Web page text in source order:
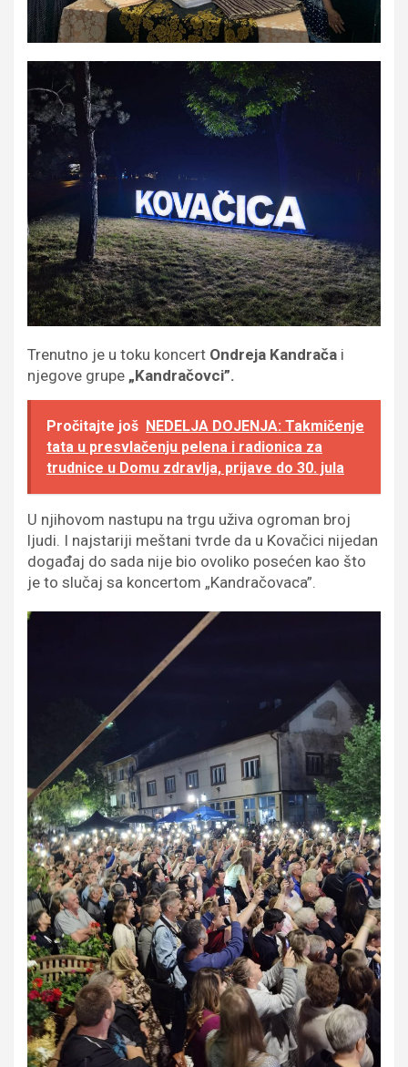
Trenutno je u toku koncert Ondreja Kandrača i
njegove grupe „Kandračovci”.
Pročitajte još NEDELJA DOJENJA: Takmičenje
tata u presvlačenju pelena i radionica za
trudnice u Domu zdravlja, prijave do 30. jula
U njihovom nastupu na trgu uživa ogroman broj
ljudi. I najstariji meštani tvrde da u Kovačici nijedan
događaj do sada nije bio ovoliko posećen kao što
je to slučaj sa koncertom „Kandračovaca”.